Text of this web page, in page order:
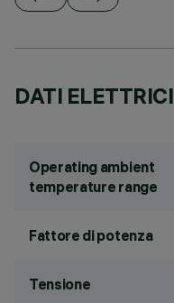
DATI ELETTRICI
Operating ambient
temperature range
Fattore di potenza
Tensione